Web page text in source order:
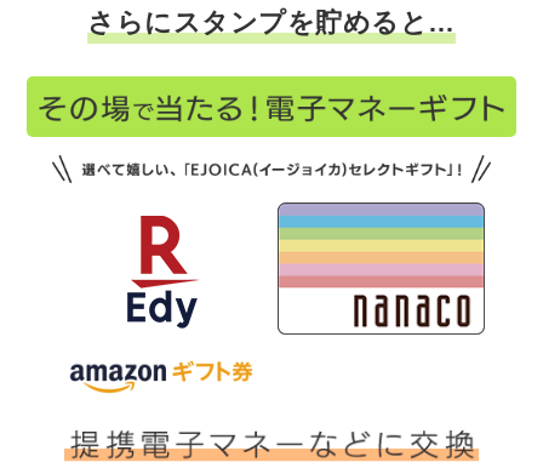
さらにスタンプを貯めると…